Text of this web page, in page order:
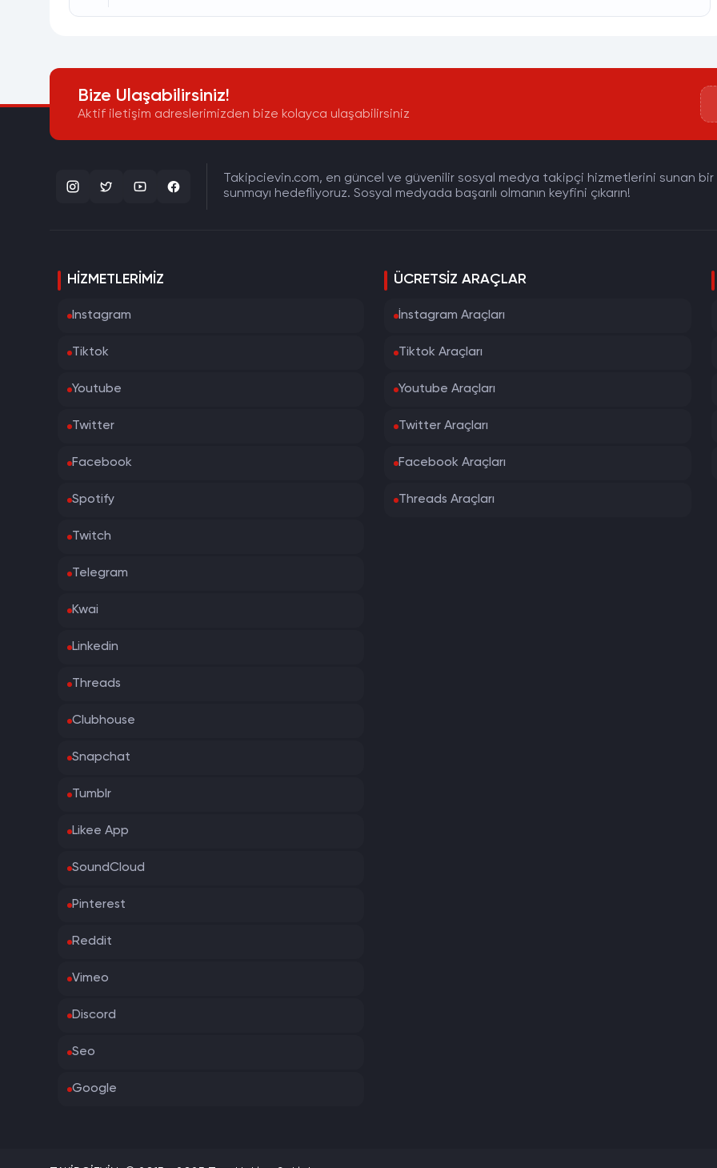
Bize Ulaşabilirsiniz!
Aktif iletişim adreslerimizden bize kolayca ulaşabilirsiniz
Takipcievin.com, en güncel ve güvenilir sosyal medya takipçi hizmetlerini sunan bir
sunmayı hedefliyoruz. Sosyal medyada başarılı olmanın keyfini çıkarın!
HIZMETLERIMIZ
Instagram
Tiktok
Youtube
Twitter
Facebook
Spotify
Twitch
Telegram
Kwai
Linkedin
Threads
Clubhouse
Snapchat
Tumblr
Likee App
SoundCloud
Pinterest
Reddit
Vimeo
Discord
Seo
Google
ÜCRETSIZ ARAÇLAR
İnstagram Araçları
Tiktok Araçları
Youtube Araçları
Twitter Araçları
Facebook Araçları
Threads Araçları